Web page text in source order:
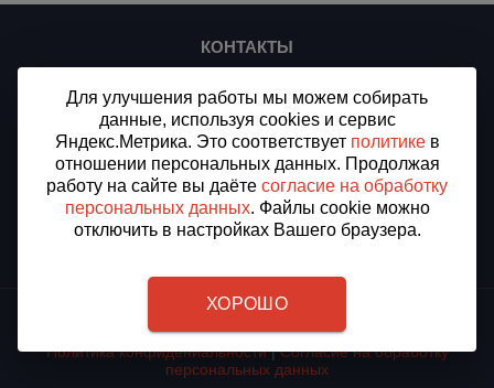
КОНТАКТЫ
ИНН/КПП 7716912875/773301001
ОГРН 1187746509994
Доставка в Переславль-Залесский, Ярославская область
Все города доставки
Тел.:8 (800) 505-97-07
E-mail:st-prof@inbox.ru
2012 - 2026 © «СТПРОФ» - Защитные отбойники для стен в
Переславль-Залесском
Политика конфидениальности|Согласие на обработку
персональных данных
Для улучшения работы мы можем собирать
данные, используя cookies и сервис
Яндекс.Метрика. Это соответствует политикев
отношении персональных данных. Продолжая
работу на сайте вы даёте согласие на обработку
персональных данных. Файлы cookie можно
отключить в настройках Вашего браузера.
ХОРОШО